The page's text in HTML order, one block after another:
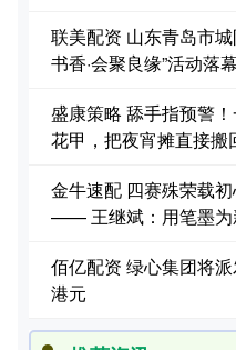
联美配资 山东青岛市
书香·会聚良缘”活动落幕
盛康策略 舔手指预警
花甲，把夜宵摊直接搬
金牛速配 四赛殊荣载
—— 王继斌：用笔墨为
佰亿配资 绿心集团将
港元